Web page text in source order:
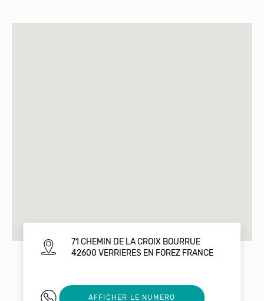
71 CHEMIN DE LA CROIX BOURRUE
42600 VERRIERES EN FOREZ FRANCE
0672540610
AFFICHER LE NUMERO